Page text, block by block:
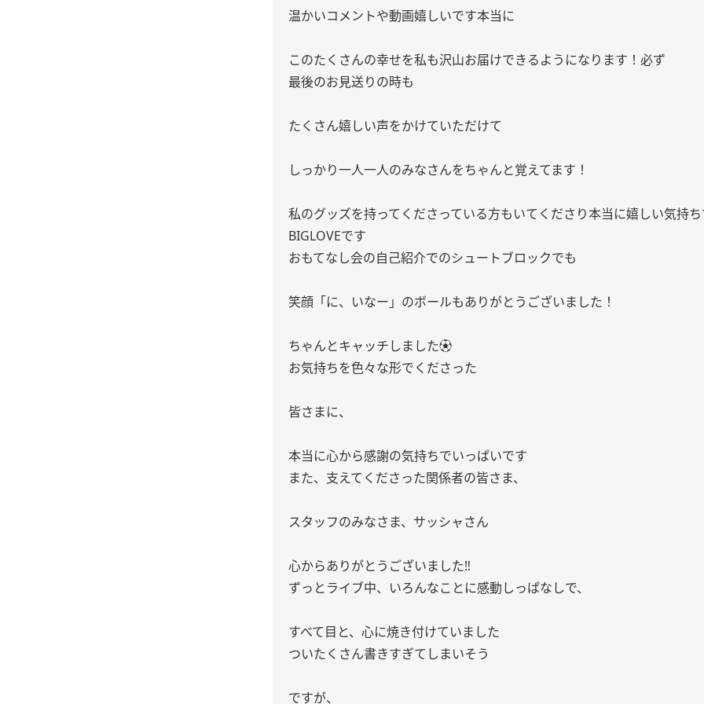
温かいコメントや動画嬉しいです本当に
このたくさんの幸せを私も沢山お届けできるようになります！必ず
最後のお見送りの時も
たくさん嬉しい声をかけていただけて
しっかり一人一人のみなさんをちゃんと覚えてます！
私のグッズを持ってくださっている方もいてくださり本当に嬉しい気持
BIGLOVEです
おもてなし会の自己紹介でのシュートブロックでも
笑顔「に、いなー」のボールもありがとうございました！
ちゃんとキャッチしました⚽️
お気持ちを色々な形でくださった
皆さまに、
本当に心から感謝の気持ちでいっぱいです
また、支えてくださった関係者の皆さま、
スタッフのみなさま、サッシャさん
心からありがとうございました‼︎
ずっとライブ中、いろんなことに感動しっぱなしで、
すべて目と、心に焼き付けていました
ついたくさん書きすぎてしまいそう
ですが、